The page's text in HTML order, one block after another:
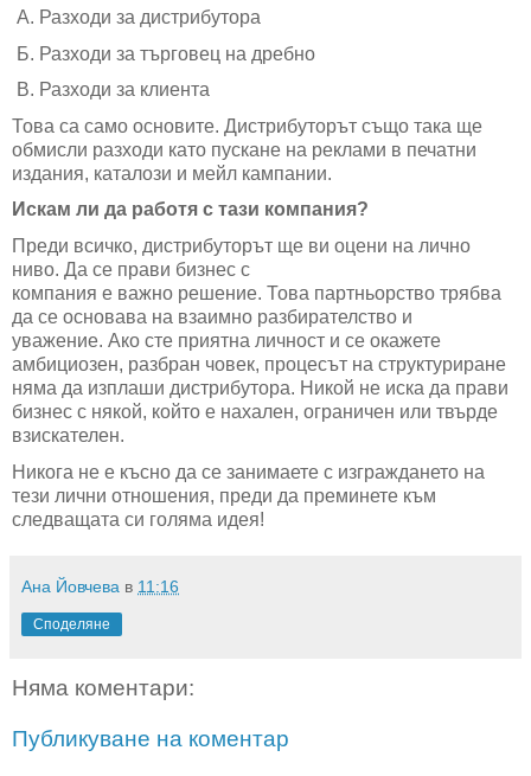
А. Разходи за дистрибутора
Б. Разходи за търговец на дребно
В. Разходи за клиента
Това са само основите. Дистрибуторът също така ще
обмисли разходи като пускане на реклами в печатни
издания, каталози и мейл кампании.
Искам ли да работя с тази компания?
Преди всичко, дистрибуторът ще ви оцени на лично
ниво. Да се ​​прави бизнес с
компания е важно решение. Това партньорство трябва
да се основава на взаимно разбирателство и
уважение. Ако сте приятна личност и се окажете
амбициозен, разбран човек, процесът на структуриране
няма да изплаши дистрибутора. Никой не иска да прави
бизнес с някой, който е нахален, ограничен или твърде
взискателен.
Никога не е късно да се занимаете с изграждането на
тези лични отношения, преди да преминете към
следващата си голяма идея!
Ана Йовчева в 11:16
Споделяне
Няма коментари:
Публикуване на коментар